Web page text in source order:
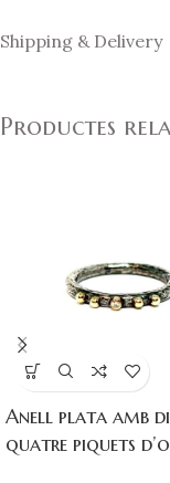
Shipping & Delivery
Productes
Anell plata amb
quatre piquets